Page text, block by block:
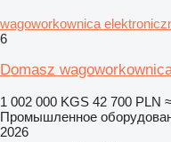
wagoworkownica
6
Domasz
1 002 000 KGS 42 700 PLN
Промышленное
2026